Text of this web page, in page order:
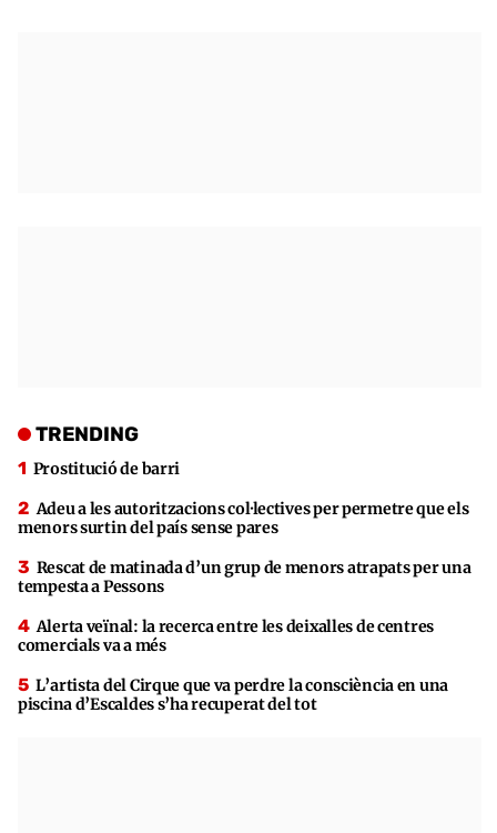
TRENDING
Prostitució de barri
Adeu a les autoritzacions col·lectives per permetre que els
menors surtin del país sense pares
Rescat de matinada d’un grup de menors atrapats per una
tempesta a Pessons
Alerta veïnal: la recerca entre les deixalles de centres
comercials va a més
L’artista del Cirque que va perdre la consciència en una
piscina d’Escaldes s’ha recuperat del tot